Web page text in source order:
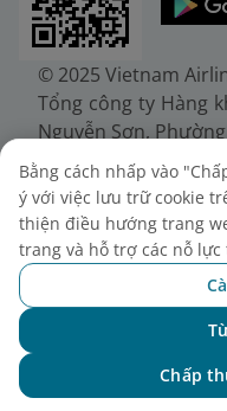
© 2025 Vietnam
Tổng công ty Hàng
Nguyễn Sơn,
Điện thoại: (+84-
38722375
Giấy chứng nhận
doanh nghiệp
30/6/2010, đăng
24/7/2025, cấp bởi
Bằng cách nhấp vào
ý với việc lưu trữ cookie
thiện điều hướng trang
trang và hỗ trợ các nỗ
Chấp